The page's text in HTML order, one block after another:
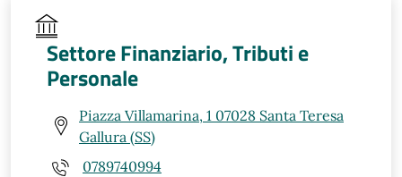
Settore Finanziario, Tributi e
Personale
Piazza Villamarina, 1 07028 Santa Teresa
Gallura (SS)
0789740994